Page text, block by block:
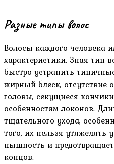
Разные типы волос
Волосы каждого человека
характеристики. Зная тип
быстро устранить
жирный блеск, отсутствие
головы, секущиеся
особенностям локонов.
тщательного ухода,
того, их нельзя утяжелять
пышность и
концов.